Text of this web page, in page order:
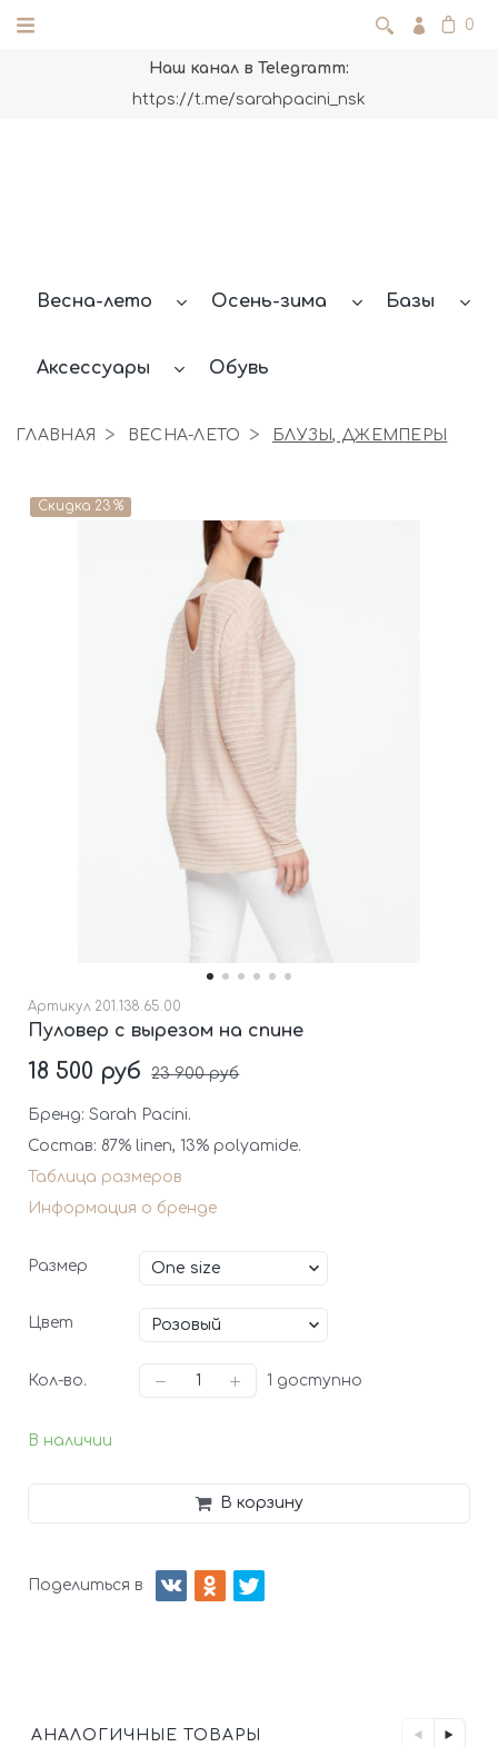
0
Наш канал в Telegramm:
https://t.me/sarahpacini_nsk
Весна-лето Осень-зима Базы
Аксессуары Обувь
ГЛАВНАЯ ВЕСНА-ЛЕТО БЛУЗЫ, ДЖЕМПЕРЫ
Скидка 23 %
Артикул 201.138.65.00
Пуловер с вырезом на спине
В наличии
18 500 руб 23 900 руб
Бренд: Sarah Pacini.
Состав: 87% linen, 13% polyamide.
Таблица размеров
Информация о бренде
Размер
Цвет
Кол-во. 1 доступно
В корзину
Поделиться в
АНАЛОГИЧНЫЕ ТОВАРЫ